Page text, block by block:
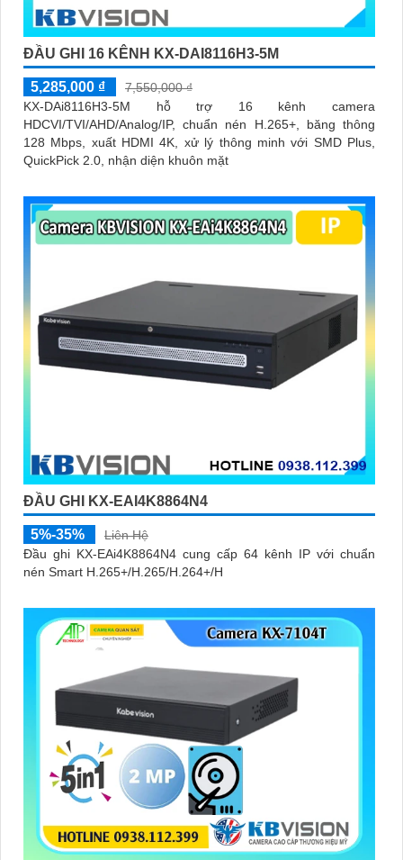
ĐẦU GHI 16 KÊNH KX-DAI8116H3-5M
5,285,000 ₫
7,550,000 ₫
KX-DAi8116H3-5M hỗ trợ 16 kênh camera
HDCVI/TVI/AHD/Analog/IP, chuẩn nén H.265+, băng thông
128 Mbps, xuất HDMI 4K, xử lý thông minh với SMD Plus,
QuickPick 2.0, nhận diện khuôn mặt
ĐẦU GHI KX-EAI4K8864N4
5%-35%
Liên Hệ
Đầu ghi KX-EAi4K8864N4 cung cấp 64 kênh IP với chuẩn
nén Smart H.265+/H.265/H.264+/H